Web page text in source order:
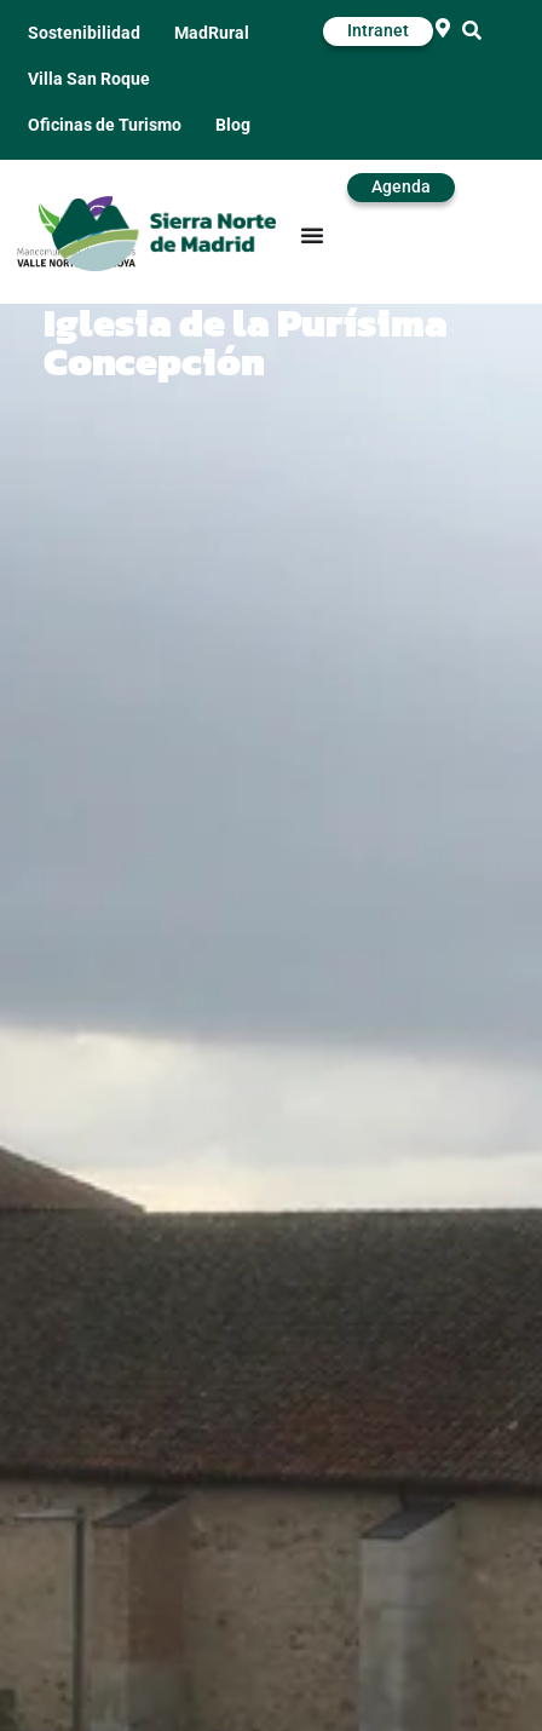
Sostenibilidad MadRural
Villa San Roque
Oficinas de Turismo Blog
Intranet
Agenda
Iglesia de la Purísima
Concepción